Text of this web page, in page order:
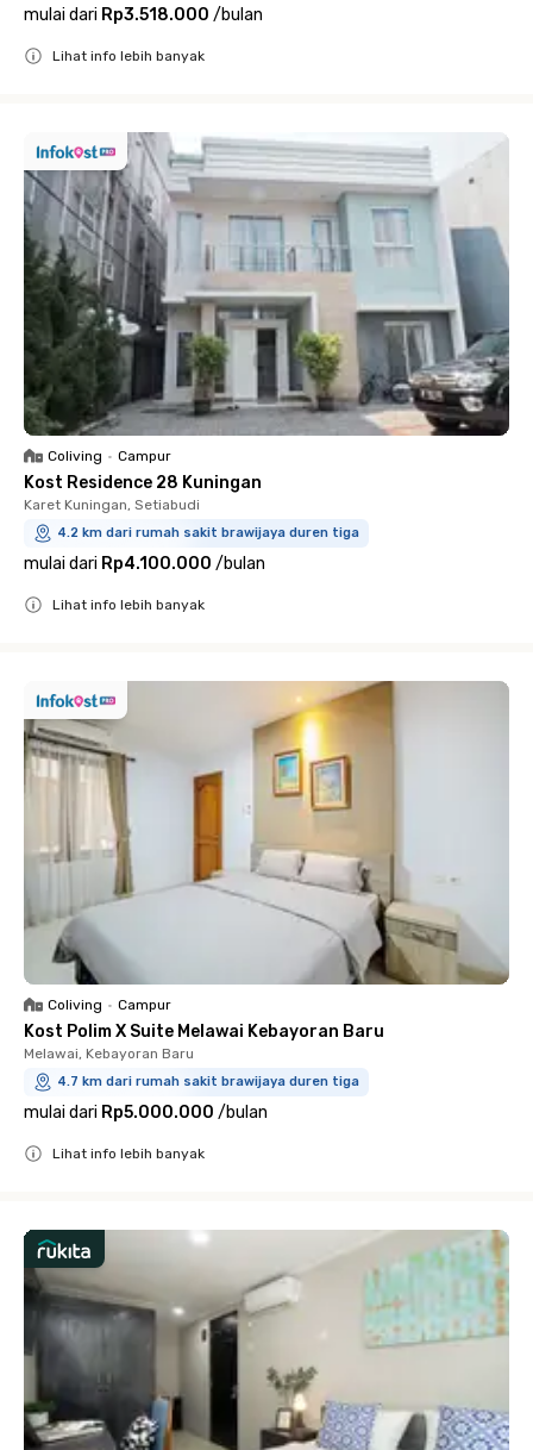
mulai dari Rp3.518.000 /bulan
Lihat info lebih banyak
Coliving • Campur
Kost Residence 28 Kuningan
Karet Kuningan, Setiabudi
4.2 km dari rumah sakit brawijaya duren tiga
mulai dari Rp4.100.000 /bulan
Lihat info lebih banyak
Coliving • Campur
Kost Polim X Suite Melawai Kebayoran Baru
Melawai, Kebayoran Baru
4.7 km dari rumah sakit brawijaya duren tiga
mulai dari Rp5.000.000 /bulan
Lihat info lebih banyak